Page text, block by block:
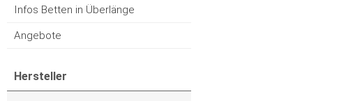
Infos Betten in Überlänge
Angebote
Hersteller